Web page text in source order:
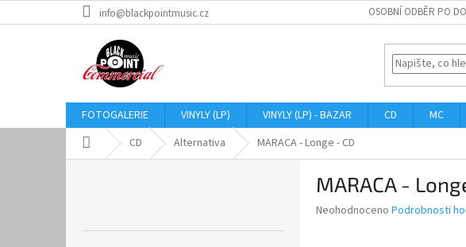
na
info@blackpointmusic.cz OSOBNÍ ODBĚR PO
FOTOGALERIE VINYLY (LP) VINYLY (LP) - BAZAR CD MC
Domů CD Alternativa MARACA - Longe - CD
MARACA -
Průměrné
Neohodnoceno Podrobnosti